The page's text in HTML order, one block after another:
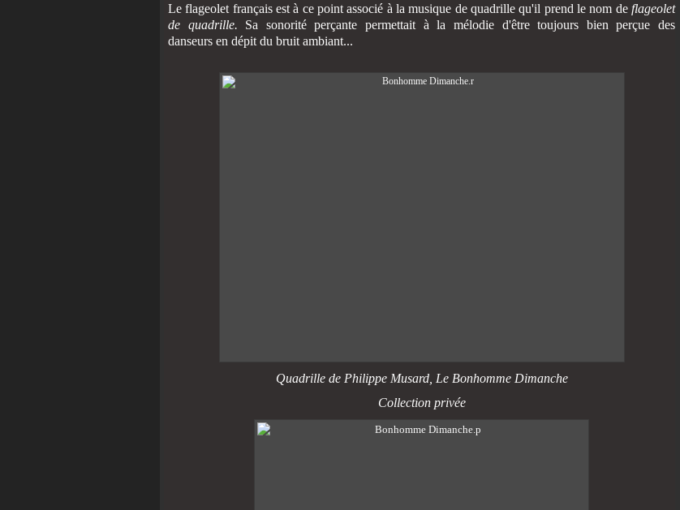
Le flageolet français est à ce point associé à la musique de quadrille qu'il prend le nom de flageolet
de quadrille. Sa sonorité perçante permettait à la mélodie d'être toujours bien perçue des
danseurs en dépit du bruit ambiant...
Quadrille de Philippe Musard, Le Bonhomme Dimanche
Collection privée